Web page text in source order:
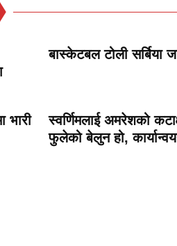
बास्केटबल टोली सर्बिया
भारी
स्वर्णिमलाई अमरेशको
फुलेको बेलुन हो,